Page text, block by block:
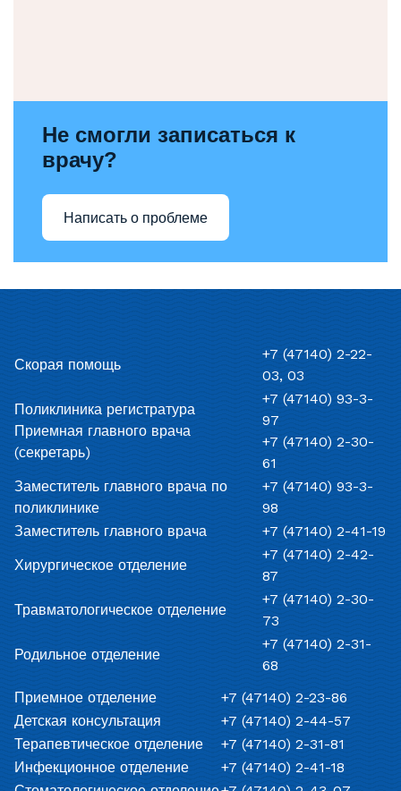
Не смогли записаться к
врачу?
Написать о проблеме
Скорая помощь
+7 (47140) 2-22-
03, 03
Поликлиника регистратура
Приемная главного врача
(секретарь)
+7 (47140) 93-3-
97
+7 (47140) 2-30-
61
Заместитель главного врача по
поликлинике
+7 (47140) 93-3-
98
Заместитель главного врача
+7 (47140) 2-41-19
Хирургическое отделение
+7 (47140) 2-42-
87
Травматологическое отделение
+7 (47140) 2-30-
73
Родильное отделение
+7 (47140) 2-31-
68
Приемное отделение
+7 (47140) 2-23-86
Детская консультация
+7 (47140) 2-44-57
Терапевтическое отделение
+7 (47140) 2-31-81
Инфекционное отделение
+7 (47140) 2-41-18